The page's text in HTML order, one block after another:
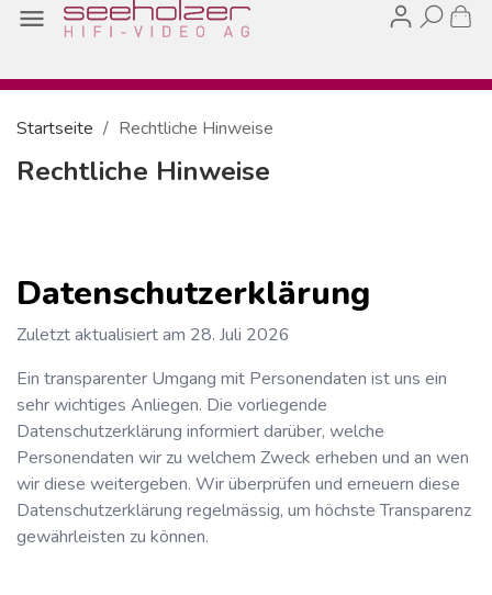

Startseite Rechtliche Hinweise
Rechtliche Hinweise
Datenschutzerklärung
Zuletzt aktualisiert am 28. Juli 2026
Ein transparenter Umgang mit Personendaten ist uns ein
sehr wichtiges Anliegen. Die vorliegende
Datenschutzerklärung informiert darüber, welche
Personendaten wir zu welchem Zweck erheben und an wen
wir diese weitergeben. Wir überprüfen und erneuern diese
Datenschutzerklärung regelmässig, um höchste Transparenz
gewährleisten zu können.